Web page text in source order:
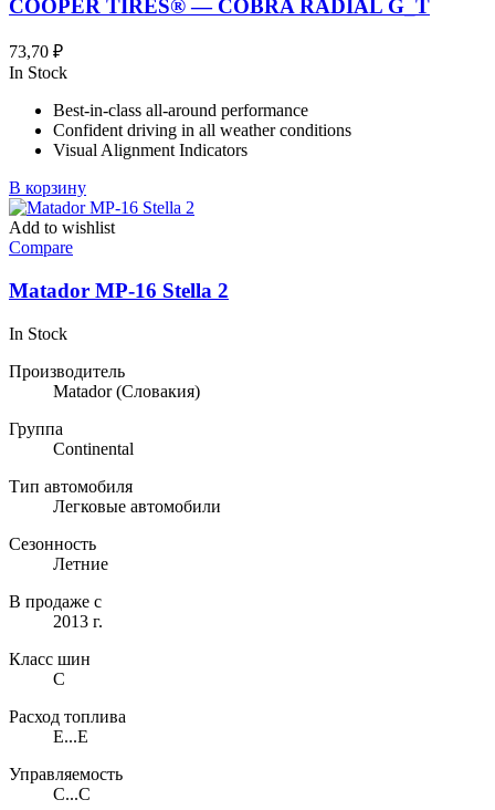
COOPER TIRES® — COBRA RADIAL G_T
73,70 ₽
In Stock
Best-in-class all-around performance
Confident driving in all weather conditions
Visual Alignment Indicators
В корзину
Add to wishlist
Compare
Matador MP-16 Stella 2
In Stock
Производитель
Matador(Словакия)
Группа
Continental
Тип автомобиля
Легковые автомобили
Сезонность
Летние
В продаже с
2013 г.
Класс шин
C
Расход топлива
E...E
Управляемость
C...C